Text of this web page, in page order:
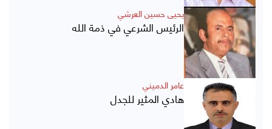
يحيى حسين العرشي
الرئيس الشرعي في ذمة الله
عامر الدميني
هادي المثير للجدل